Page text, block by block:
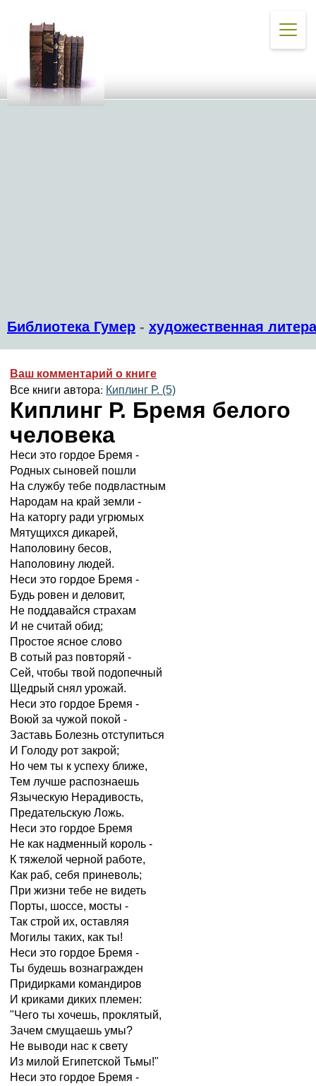
Библиотека Гумер - художественная
Ваш комментарий о книге
Все книги автора: Киплинг Р. (5)
Киплинг Р. Бремя белого
человека
Неси это гордое Бремя -
Родных сыновей пошли
На службу тебе подвластным
Народам на край земли -
На каторгу ради угрюмых
Мятущихся дикарей,
Наполовину бесов,
Наполовину людей.
Неси это гордое Бремя -
Будь ровен и деловит,
Не поддавайся страхам
И не считай обид;
Простое ясное слово
В сотый раз повторяй -
Сей, чтобы твой подопечный
Щедрый снял урожай.
Неси это гордое Бремя -
Воюй за чужой покой -
Заставь Болезнь отступиться
И Голоду рот закрой;
Но чем ты к успеху ближе,
Тем лучше распознаешь
Языческую Нерадивость,
Предательскую Ложь.
Неси это гордое Бремя
Не как надменный король -
К тяжелой черной работе,
Как раб, себя приневоль;
При жизни тебе не видеть
Порты, шоссе, мосты -
Так строй их, оставляя
Могилы таких, как ты!
Неси это гордое Бремя -
Ты будешь вознагражден
Придирками командиров
И криками диких племен:
"Чего ты хочешь, проклятый,
Зачем смущаешь умы?
Не выводи нас к свету
Из милой Египетской Тьмы!"
Неси это гордое Бремя -